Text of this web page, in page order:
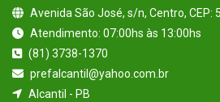
Avenida São José, s/n, Centro, CEP:
Atendimento: 07:00hs às 13:00hs
(81) 3738-1370
prefalcantil@yahoo.com.br
Alcantil - PB